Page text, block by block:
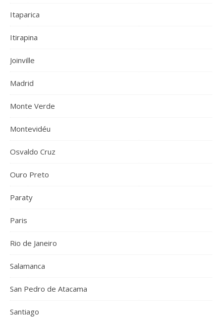
Itaparica
Itirapina
Joinville
Madrid
Monte Verde
Montevidéu
Osvaldo Cruz
Ouro Preto
Paraty
Paris
Rio de Janeiro
Salamanca
San Pedro de Atacama
Santiago